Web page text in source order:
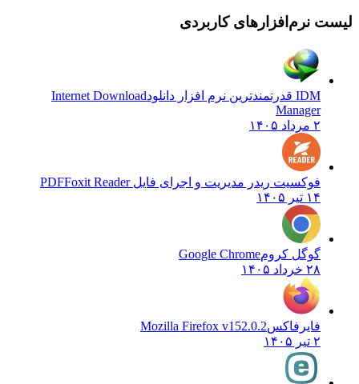
لیست نرم‌افزارهای کاربردی
IDM قدرتمندترین نرم افزار دانلود
Internet Download
Manager
۲ مرداد ۱۴۰۵
فوکسیت ریدر مدیریت و اجرای فایل PDFFoxit Reader
۱۴ تیر ۱۴۰۵
گوگل کرومGoogle Chrome
۲۸ خرداد ۱۴۰۵
فایرفاکسMozilla Firefox v152.0.2
۲ تیر ۱۴۰۵